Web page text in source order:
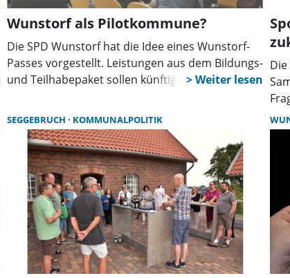
Wunstorf als Pilotkommune?
Die SPD Wunstorf hat die Idee eines Wunstorf-
Passes vorgestellt. Leistungen aus dem Bildungs-
und Teilhabepaket sollen künftig digital und
mehr Teilhabe, weniger Bürokratie und keine
Stigmatisierung.
SEGGEBRUCH KOMMUNALPOLITIK